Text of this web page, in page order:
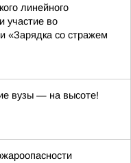
линейного
участие во
«Зарядка со стражем
вузы — на высоте!